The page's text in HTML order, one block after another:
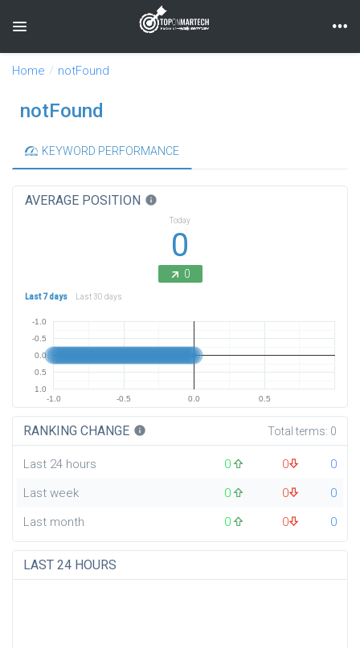
Toggle navigation
Home notFound
notFound
KEYWORD PERFORMANCE
AVERAGE POSITION info
Today
0
0
Last 7 days Last 30 days
-1.0 -0.5 0.0 0.5
-1.0
-0.5
0.0
0.5
1.0
RANKING CHANGE info Total terms: 0
Last 24 hours 0 0
0
Last week
0 0
0
Last month
0 0 0
LAST 24 HOURS